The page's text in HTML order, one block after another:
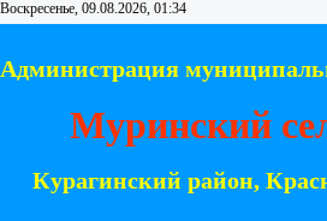
Воскресенье, 09.08.2026, 01:34
Администрация
Муринский
Курагинский район,